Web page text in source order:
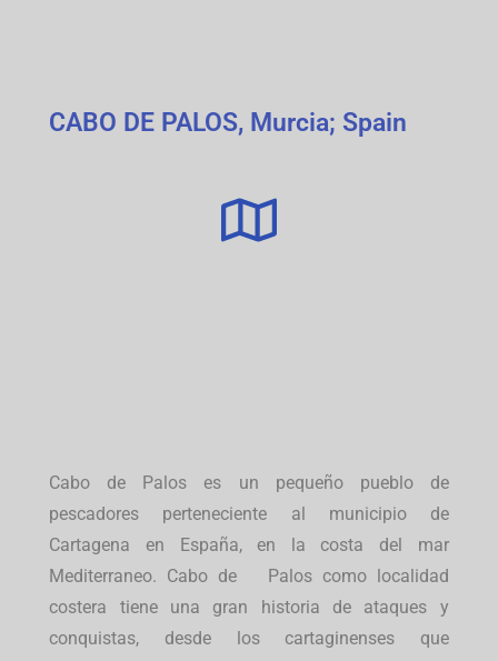
CABO DE PALOS, Murcia; Spain
Cabo de Palos es un pequeño pueblo de
pescadores perteneciente al municipio de
Cartagena en España, en la costa del mar
Mediterraneo. Cabo de Palos como localidad
costera tiene una gran historia de ataques y
conquistas, desde los cartaginenses que